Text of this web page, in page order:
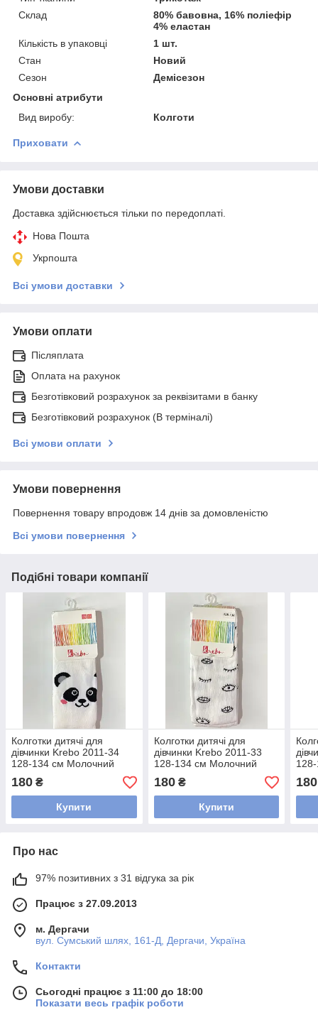
Склад
80% бавовна, 16% поліефір
4% еластан
Кількість в упаковці
1 шт.
Стан
Новий
Сезон
Демісезон
Основні атрибути
Вид виробу:
Колготи
Приховати
Умови доставки
Доставка здійснюється тільки по передоплаті.
Нова Пошта
Укрпошта
Всі умови доставки
Умови оплати
Післяплата
Оплата на рахунок
Безготівковий розрахунок за реквізитами в банку
Безготівковий розрахунок (В терміналі)
Всі умови оплати
Умови повернення
Повернення товару впродовж 14 днів за домовленістю
Всі умови повернення
Подібні товари компанії
Колготки дитячі для
дівчинки Krebo 2011-34
128-134 см Молочний
180 ₴
Купити
Колготки дитячі для
дівчинки Krebo 2011-33
128-134 см Молочний
180₴
Купити
180
Про нас
97% позитивних з 31 відгука за рік
Працює з 27.09.2013
м. Дергачи
вул. Сумський шлях, 161-Д, Дергачи, Україна
Контакти
Сьогодні працює з 11:00 до 18:00
Показати весь графік роботи